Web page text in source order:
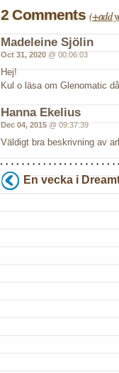
2 Comments (+add
Madeleine Sjölin
Oct 31, 2020 @ 00:06:03
Hej!
Kul o läsa om Glenomatic
Hanna Ekelius
Dec 04, 2015 @ 09:37:39
Väldigt bra beskrivning av
En vecka i